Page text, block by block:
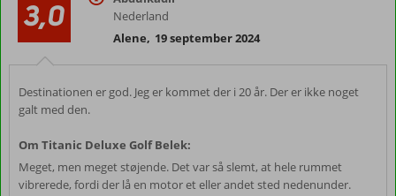
3,0
Nederland
Alene, 19 september 2024
Destinationen er god. Jeg er kommet der i 20 år. Der er ikke noget
galt med den.
Om Titanic Deluxe Golf Belek:
Meget, men meget støjende. Det var så slemt, at hele rummet
vibrerede, fordi der lå en motor et eller andet sted nedenunder.